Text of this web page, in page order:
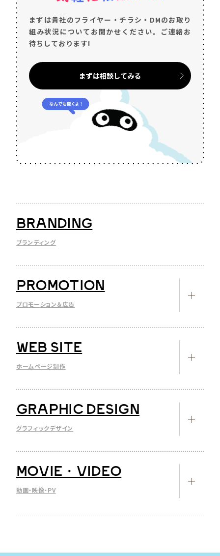
まずは貴社のフライヤー・チラシ・DMのお取り
組み状況についてお聞かせください。ご連絡お
待ちしております!
まずは相談してみる
BRANDING
ブランディング
PROMOTION
プロモーション＆広告
SNS広告運用代行
ディスプレイ広告運用代行
WEB SITE
ホームページ制作
採用サイト
ECサイト
SEO対策・MEO対策
GRAPHIC DESIGN
グラフィックデザイン
パンフレット・会社案内・リーフレット
フライヤー・チラシ・DM
MOVIE・VIDEO
動画・映像・PV
WEB動画